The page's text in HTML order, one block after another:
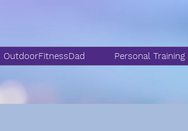
OutdoorFitnessDad Personal Training